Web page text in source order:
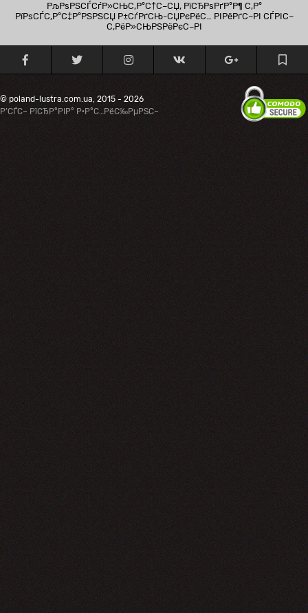
РљРѕРЅСЃСѓР»СЊС‚Р°С†С–СЏ, РїСЂРѕРґР°Р¶ С‚Р°
РїРѕСЃС‚Р°С‡Р°РЅРЅСЏ Р±СѓРґСЊ-СЏРєРёС… РІРёРґС–РІ СЃРІС–
С‚РёР»СЊРЅРёРєС–РІ
© poland-lustra.com.ua, 2015 - 2026
Р’СЃС– РїСЂР°РІР° Р·Р°С…РёС‰РµРЅС–